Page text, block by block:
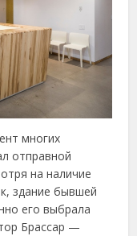
многих
отправной
на наличие
здание бывшей
его выбрала
Брассар —